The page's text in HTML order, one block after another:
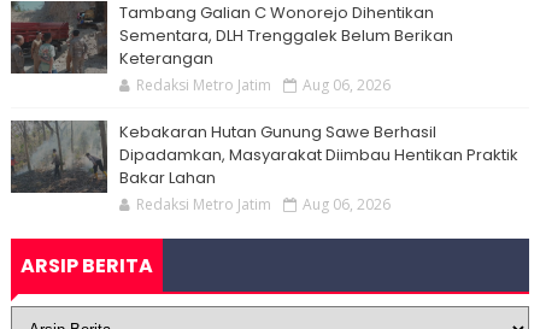
Tambang Galian C Wonorejo Dihentikan
Sementara, DLH Trenggalek Belum Berikan
Keterangan
Redaksi Metro Jatim Aug 06, 2026
Kebakaran Hutan Gunung Sawe Berhasil
Dipadamkan, Masyarakat Diimbau Hentikan Praktik
Bakar Lahan
Redaksi Metro Jatim Aug 06, 2026
ARSIP BERITA